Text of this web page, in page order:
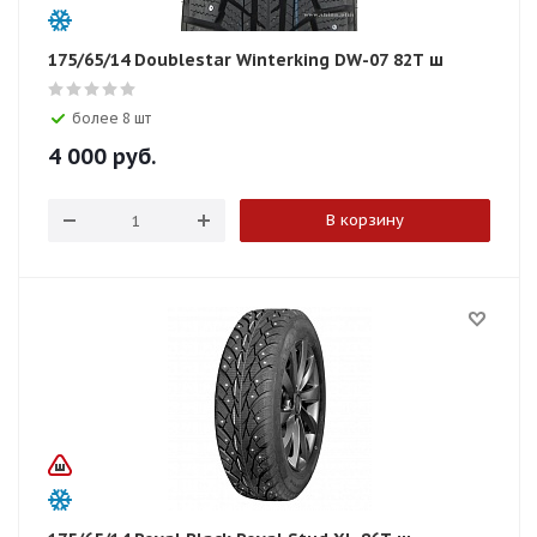
175/65/14 Doublestar Winterking DW-07 82T ш
более 8 шт
4 000 руб.
В корзину